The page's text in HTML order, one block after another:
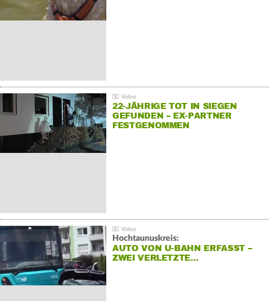
22-JÄHRIGE TOT IN SIEGEN
GEFUNDEN – EX-PARTNER
FESTGENOMMEN
Hochtaunuskreis:
AUTO VON U-BAHN ERFASST –
ZWEI VERLETZTE…